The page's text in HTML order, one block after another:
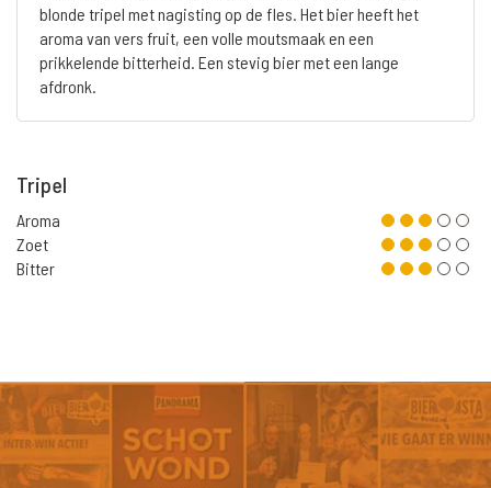
blonde tripel met nagisting op de fles. Het bier heeft het
aroma van vers fruit, een volle moutsmaak en een
prikkelende bitterheid. Een stevig bier met een lange
afdronk.
Tripel
Aroma
Zoet
Bitter